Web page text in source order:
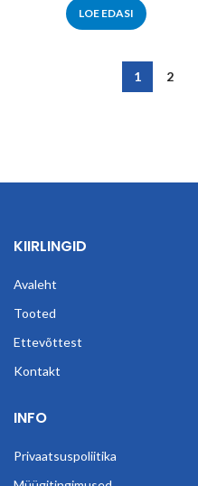
LOE EDASI
1 2
KIIRLINGID
Avaleht
Tooted
Ettevõttest
Kontakt
INFO
Privaatsuspoliitika